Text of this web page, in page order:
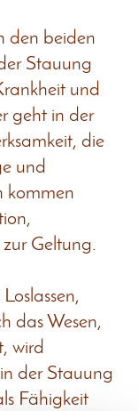
den beiden
Stauung
und
geht in der
die
und
kommen
Geltung.
das Wesen,
wird
der Stauung
Fähigkeit